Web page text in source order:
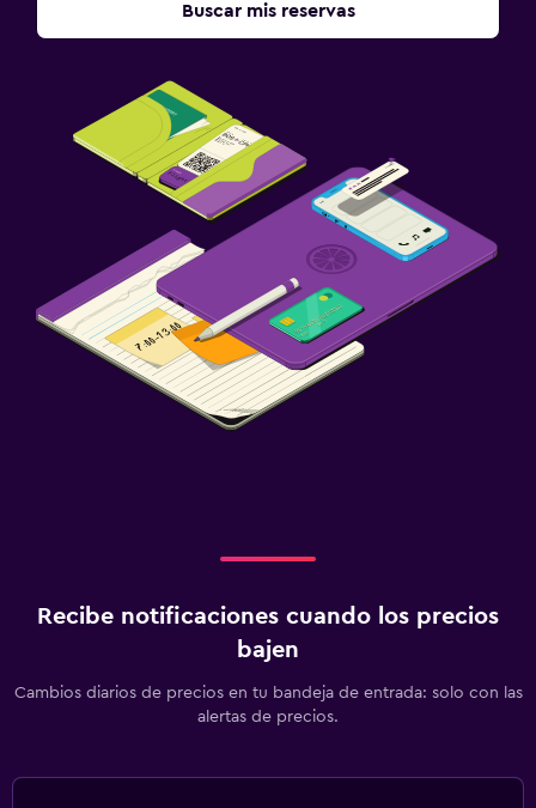
Buscar mis reservas
Recibe notificaciones cuando los precios
bajen
Cambios diarios de precios en tu bandeja de entrada: solo con las
alertas de precios.